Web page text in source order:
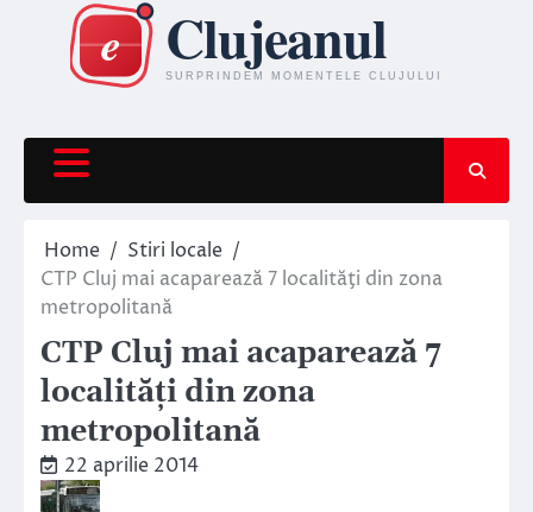
content
Home
Stiri locale
CTP Cluj mai acaparează 7 localităţi din zona
metropolitană
CTP Cluj mai acaparează 7
localităţi din zona
metropolitană
22 aprilie 2014